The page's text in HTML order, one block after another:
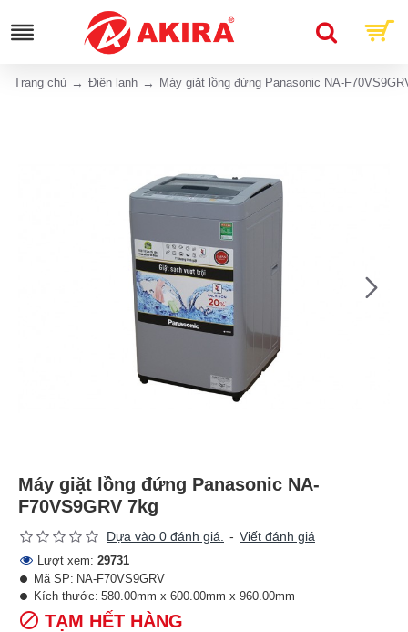
Trang chủ Điện lạnh Máy giặt lồng đứng Panasonic NA-
Máy giặt lồng đứng Panasonic NA-
F70VS9GRV 7kg
Dựa vào 0 đánh giá. - Viết đánh giá
Lượt xem: 29731
TẠM HẾT HÀNG
Mã SP: NA-F70VS9GRV
Kích thước: 580.00mm x 600.00mm x 960.00mm